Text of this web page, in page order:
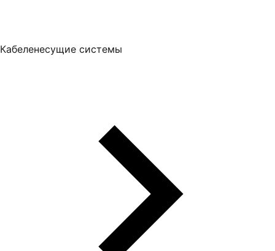
Кабеленесущие системы